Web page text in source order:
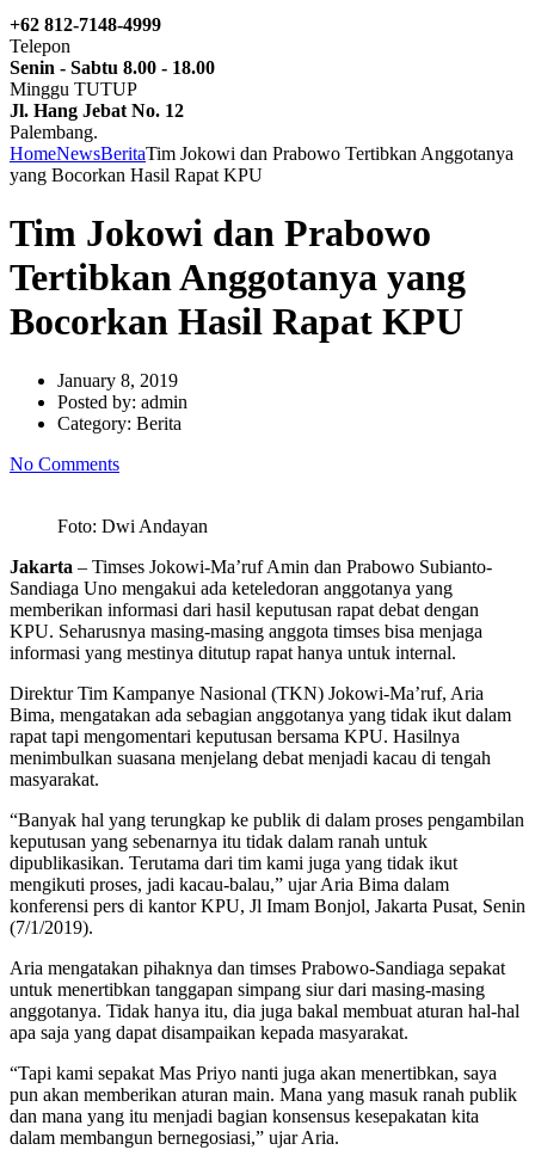
+62 812-7148-4999
Telepon
Senin - Sabtu 8.00 - 18.00
Minggu TUTUP
Jl. Hang Jebat No. 12
Palembang.
HomeNewsBeritaTim Jokowi dan Prabowo Tertibkan Anggotanya
yang Bocorkan Hasil Rapat KPU
Tim Jokowi dan Prabowo
Tertibkan Anggotanya yang
Bocorkan Hasil Rapat KPU
January 8, 2019
Posted by: admin
Category: Berita
No Comments
Foto: Dwi Andayan
Jakarta – Timses Jokowi-Ma’ruf Amin dan Prabowo Subianto-
Sandiaga Uno mengakui ada keteledoran anggotanya yang
memberikan informasi dari hasil keputusan rapat debat dengan
KPU. Seharusnya masing-masing anggota timses bisa menjaga
informasi yang mestinya ditutup rapat hanya untuk internal.
Direktur Tim Kampanye Nasional (TKN) Jokowi-Ma’ruf, Aria
Bima, mengatakan ada sebagian anggotanya yang tidak ikut dalam
rapat tapi mengomentari keputusan bersama KPU. Hasilnya
menimbulkan suasana menjelang debat menjadi kacau di tengah
masyarakat.
“Banyak hal yang terungkap ke publik di dalam proses pengambilan
keputusan yang sebenarnya itu tidak dalam ranah untuk
dipublikasikan. Terutama dari tim kami juga yang tidak ikut
mengikuti proses, jadi kacau-balau,” ujar Aria Bima dalam
konferensi pers di kantor KPU, Jl Imam Bonjol, Jakarta Pusat, Senin
(7/1/2019).
Aria mengatakan pihaknya dan timses Prabowo-Sandiaga sepakat
untuk menertibkan tanggapan simpang siur dari masing-masing
anggotanya. Tidak hanya itu, dia juga bakal membuat aturan hal-hal
apa saja yang dapat disampaikan kepada masyarakat.
“Tapi kami sepakat Mas Priyo nanti juga akan menertibkan, saya
pun akan memberikan aturan main. Mana yang masuk ranah publik
dan mana yang itu menjadi bagian konsensus kesepakatan kita
dalam membangun bernegosiasi,” ujar Aria.